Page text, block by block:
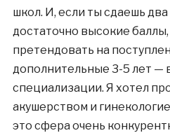
школ. И, если ты сдаешь
достаточно высокие
претендовать на
дополнительные 3-5 лет —
специализации. Я хотел
акушерством и
это сфера очень